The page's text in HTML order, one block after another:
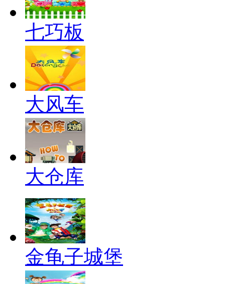
七巧板
大风车
大仓库
金龟子城堡